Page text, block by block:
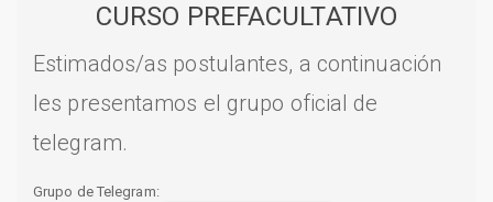
CURSO PREFACULTATIVO
Estimados/as postulantes, a continuación
les presentamos el grupo oficial de
telegram.
Grupo de Telegram: